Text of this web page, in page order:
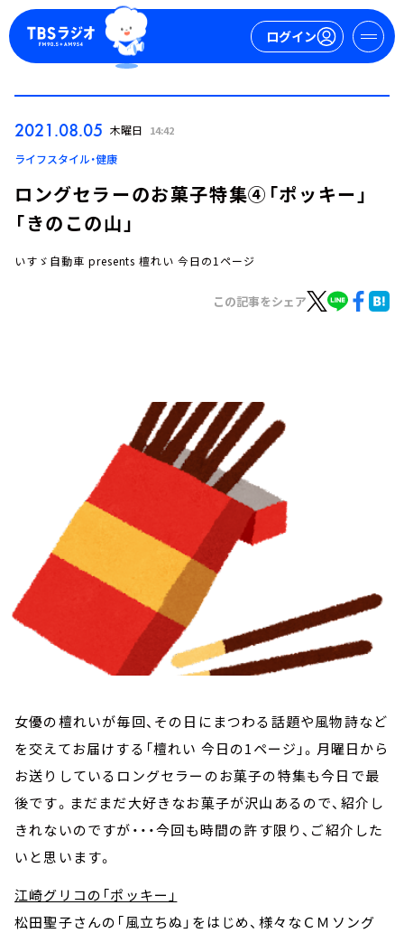
ログイン
ログイン
イベント・グッズ
YouTube
会社情報
2021.08.05 木曜日 14:42
ライフスタイル・健康
ロングセラーのお菓子特集④「ポッキー」
「きのこの山」
いすゞ自動車 presents 檀れい 今日の1ページ
この記事をシェア
女優の檀れいが毎回、その日にまつわる話題や風物詩など
を交えてお届けする「檀れい 今日の1ページ」。月曜日から
お送りしているロングセラーのお菓子の特集も今日で最
後です。まだまだ大好きなお菓子が沢山あるので、紹介し
きれないのですが・・・今回も時間の許す限り、ご紹介した
いと思います。
江崎グリコの「ポッキー」
松田聖子さんの「風立ちぬ」をはじめ、様々なＣＭ ソング